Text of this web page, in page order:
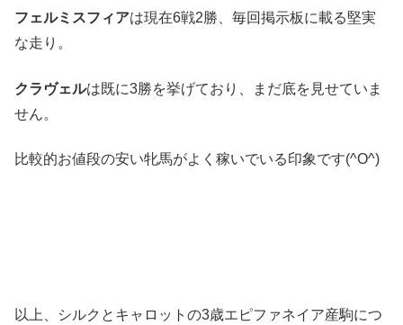
フェルミスフィアは現在6戦2勝、毎回掲示板に載る堅実
な走り。
クラヴェルは既に3勝を挙げており、まだ底を見せていま
せん。
比較的お値段の安い牝馬がよく稼いでいる印象です(^O^)
以上、シルクとキャロットの3歳エピファネイア産駒につ